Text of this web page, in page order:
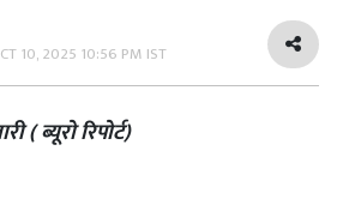
10, 2025 10:56 PM IST
( ब्यूरो रिपोर्ट)